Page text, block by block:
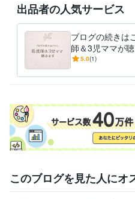
リフレクソロジスト 取得年 : 2024
出品者の人気サービス
ブログの続きは
師＆3児ママが
ムの感想や日々
5.0(1)
このブログを見た人にオ